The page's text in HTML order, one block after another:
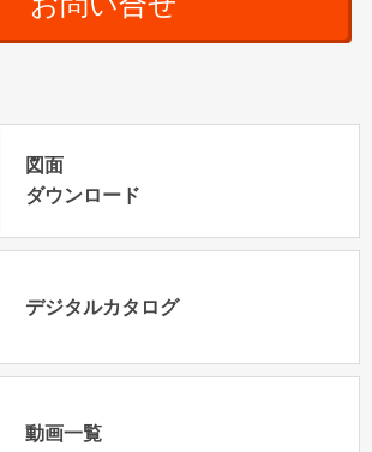
図面
ダウンロード
デジタルカタログ
動画一覧